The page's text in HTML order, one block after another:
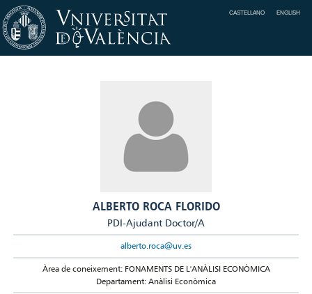
CASTELLANO ENGLISH
ALBERTO ROCA FLORIDO
PDI-Ajudant Doctor/A
alberto.roca@uv.es
Àrea de coneixement: FONAMENTS DE L'ANÀLISI ECONÒMICA
Departament: Anàlisi Econòmica